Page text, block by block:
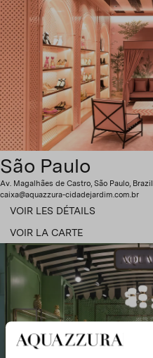
São Paulo
Av. Magalhães de Castro, São Paulo, Brazil
caixa@aquazzura-cidadejardim.com.br
VOIR LES DÉTAILS
VOIR LA CARTE